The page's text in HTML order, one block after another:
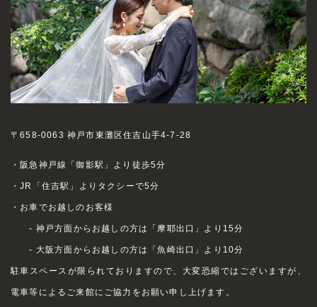
〒658-0063 神戸市東灘区住吉山手4-7-28
・阪急神戸線「御影駅」より徒歩5分
・JR「住吉駅」よりタクシーで5分
・お車でお越しのお客様
- 神戸方面からお越しの方は「摩耶出口」より15分
- 大阪方面からお越しの方は「魚崎出口」より10分
駐車スペースが限られておりますので、大変恐縮ではございますが、
電車等によるご来館にご協力をお願い申し上げます。